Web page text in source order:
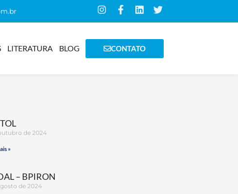
LITERATURA BLOG CONTATO
de 2024
»
– BPIRON
de 2024